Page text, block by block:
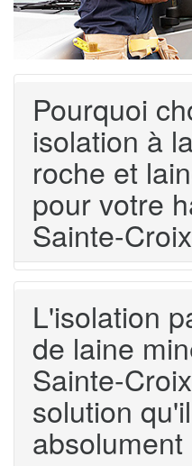
Pourquoi
isolation à
roche et
pour votre
Sainte-
L'isolation
de laine
Sainte-
solution
absolument